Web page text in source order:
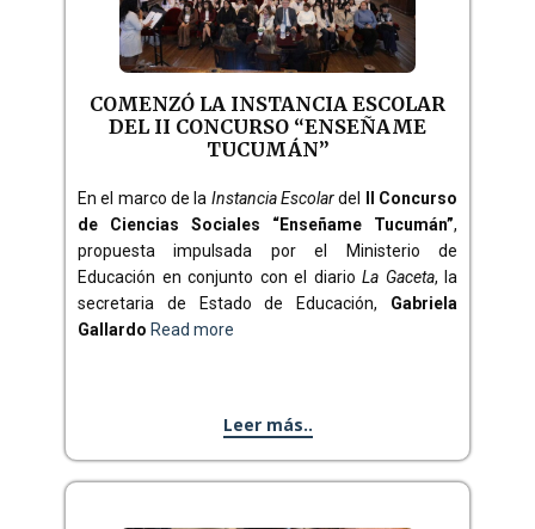
COMENZÓ LA INSTANCIA ESCOLAR
DEL II CONCURSO “ENSEÑAME
TUCUMÁN”
En el marco de la Instancia Escolardel
II Concurso
de Ciencias Sociales “Enseñame Tucumán”,
propuesta impulsada por el Ministerio de
Educación en conjunto con el diario La Gaceta, la
secretaria de Estado de Educación, Gabriela
Gallardo Read more
Leer más..